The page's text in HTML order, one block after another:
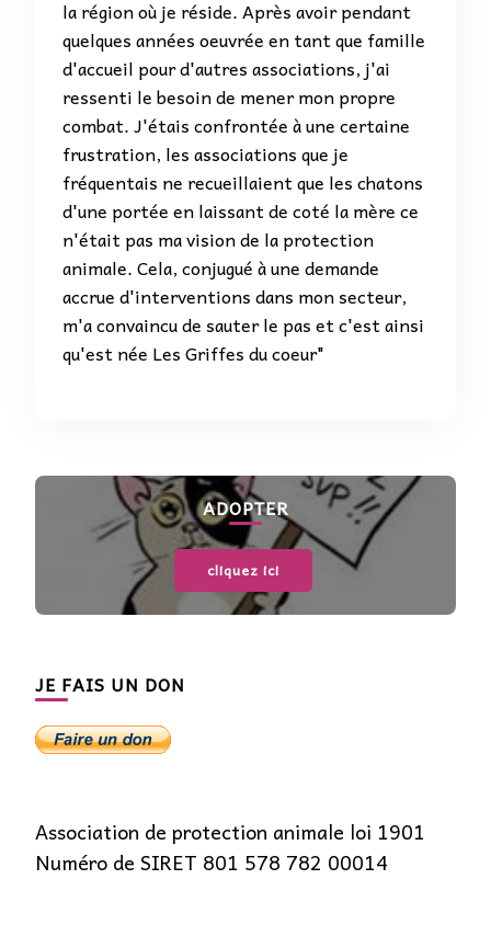
la région où je réside. Après avoir pendant
quelques années oeuvrée en tant que famille
d'accueil pour d'autres associations, j'ai
ressenti le besoin de mener mon propre
combat. J'étais confrontée à une certaine
frustration, les associations que je
fréquentais ne recueillaient que les chatons
d'une portée en laissant de coté la mère ce
n'était pas ma vision de la protection
animale. Cela, conjugué à une demande
accrue d'interventions dans mon secteur,
m'a convaincu de sauter le pas et c'est ainsi
qu'est née Les Griffes du coeur"
ADOPTER
cliquez ici
JE FAIS UN DON
Association de protection animale loi 1901
Numéro de SIRET 801 578 782 00014